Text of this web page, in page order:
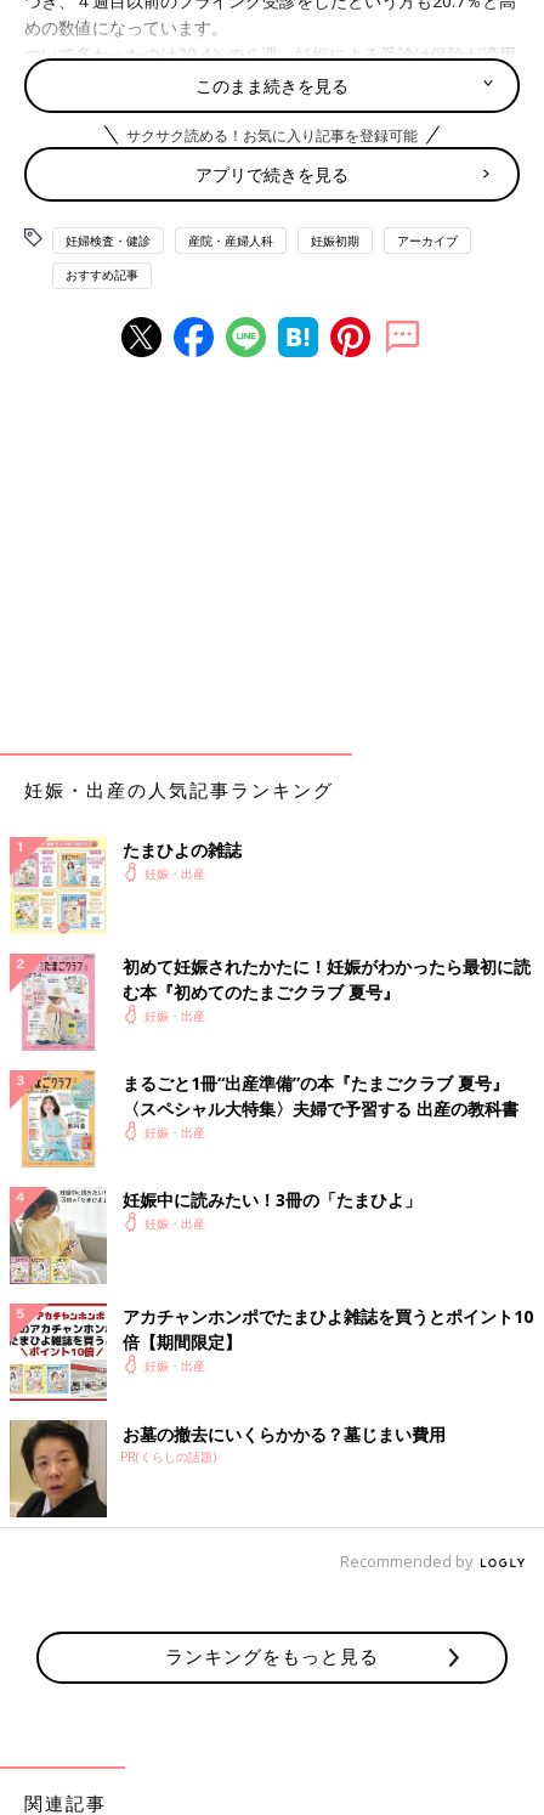
めの数値になっています。
ついで多かったのは20.4％の６週。妊娠による受診は保険が適用
されないため初診が早すぎると診療の回数が増え診察料もかさん
でしまいます。とはいえ、人気のある産婦人科の場合は分娩予約
がなかなかとれないこともあるので、そのバランスをとって心音
が確認できる可能性が高い６週までに初受診をするという方が多
いようです。
う方が多くいらっしゃいました。不妊治療専門クリニックで妊娠
と心拍を確認後に産科へ転院するため、産科での初診は遅めにな
るようです。
【行きたい病院があれば早めの予約を】
お世話になりたい病院が人気のあるところだと6週ではすでに分
ているのなら、口コミなどを参考にして何週目で行くかを決めて
もいいかと思います！
【6週目で受診しました】
きもすぐには確認できないだろうと思い6週まで待ってから行き
ました。
【不妊治療クリニックを卒業後に産婦人科へ転院】
不妊治療専門のクリニックに通っていたため妊娠自体は４週から
分かっていました。不妊治療専門のクリニックから卒業の指示が
出て産婦人科へ転院したので、産婦人科での初診は９週の時でし
た。
【もともと生理不順のため、妊娠に気づかず…】
生理不順とPMSの症状が
なりました。生理が予定日から40日を過ぎても始まらず、初めて
「もしかして」と思い、検査薬使用で陽性だったので受診したと
ころ８週でした。
【力仕事なのでフライング受診で妊娠を確認】
力仕事だったこともあり、早めに妊娠を確認したくてフライング
受診しました。病院に行ったのは、超初期の血液検査でギリギリ
判定できる頃。体調の変化で妊娠の可能性を感じたので受診した
らやはり妊娠していたという感じです。
このまま続きを見る
サクサク読める！お気に入り記事を登録可能
アプリで続きを見る
妊婦検査・健診 産院・産婦人科 妊娠初期 アーカイブ
おすすめ記事
妊娠・出産の人気記事ランキング
たまひよの雑誌
妊娠・出産
初めて妊娠されたかたに！妊娠がわかったら最初に読
む本『初めてのたまごクラブ 夏号』
妊娠・出産
まるごと1冊“出産準備”の本『たまごクラブ 夏号』
〈スペシャル大特集〉夫婦で予習する 出産の教科書
妊娠・出産
妊娠中に読みたい！3冊の「たまひよ」
妊娠・出産
アカチャンホンポでたまひよ雑誌を買うとポイント10
倍【期間限定】
妊娠・出産
お墓の撤去にいくらかかる？墓じまい費用
PR(くらしの話題)
Recommended by
ランキングをもっと見る
関連記事